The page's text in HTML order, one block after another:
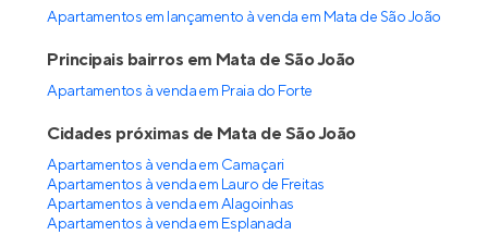
Apartamentos em lançamento à venda em Mata de São João
Principais bairros em Mata de São João
Apartamentos à venda em Praia do Forte
Cidades próximas de Mata de São João
Apartamentos à venda em Camaçari
Apartamentos à venda em Lauro de Freitas
Apartamentos à venda em Alagoinhas
Apartamentos à venda em Esplanada